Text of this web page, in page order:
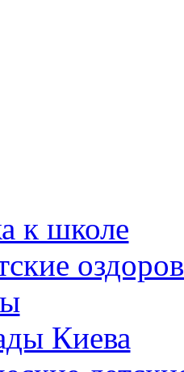
к школе
Киева